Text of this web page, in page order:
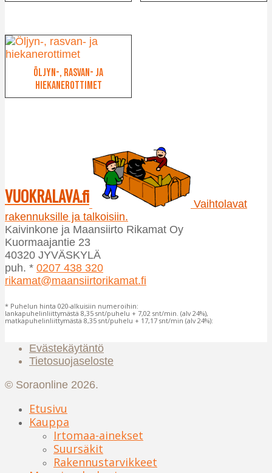
Öljyn-, rasvan- ja
hiekanerottimet
VUOKRALAVA.fi
Vaihtolavat
rakennuksille ja talkoisiin.
Kaivinkone ja Maansiirto Rikamat Oy
Kuormaajantie 23
40320 JYVÄSKYLÄ
puh. * 0207 438 320
rikamat@maansiirtorikamat.fi
* Puhelun hinta 020-alkuisiin numeroihin:
lankapuhelinliittymästä 8,35 snt/puhelu + 7,02 snt/min. (alv 24%),
matkapuhelinliittymästä 8,35 snt/puhelu + 17,17 snt/min (alv 24%):
Evästekäytäntö
Tietosuojaseloste
© Soraonline 2026.
Etusivu
Kauppa
Irtomaa-ainekset
Suursäkit
Rakennustarvikkeet